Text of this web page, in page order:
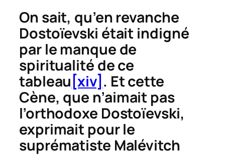
On sait, qu’en revanche
Dostoïevski était indigné
par le manque de
spiritualité de ce
tableau [xiv] . Et cette
Cène, que n’aimait pas
l’orthodoxe Dostoïevski,
exprimait pour le
suprématiste Malévitch